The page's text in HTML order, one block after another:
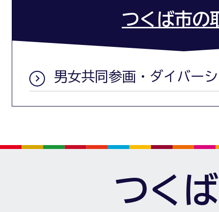
つくば市の
男女共同参画・ダイバー
つく